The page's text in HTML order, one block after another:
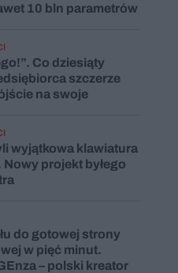
10 bln parametrów
Co dziesiąty
szczerze
na swoje
wyjątkowa klawiatura
projekt byłego
do gotowej strony
w pięć minut.
– polski kreator